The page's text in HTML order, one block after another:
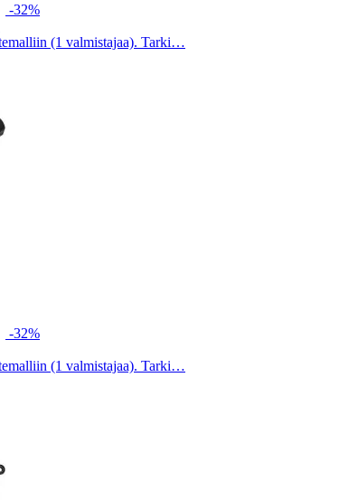
-32%
(1 valmistajaa). Tarki…
-32%
(1 valmistajaa). Tarki…